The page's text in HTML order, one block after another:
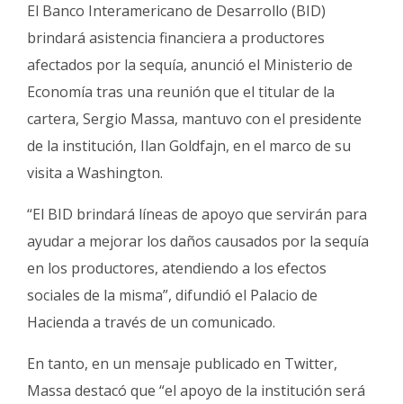
Clasificados
Fúnebres
El Banco Interamericano de Desarrollo (BID)
brindará asistencia financiera a productores
afectados por la sequía, anunció el Ministerio de
Economía tras una reunión que el titular de la
cartera, Sergio Massa, mantuvo con el presidente
de la institución, Ilan Goldfajn, en el marco de su
visita a Washington.
“El BID brindará líneas de apoyo que servirán para
ayudar a mejorar los daños causados por la sequía
en los productores, atendiendo a los efectos
sociales de la misma”, difundió el Palacio de
Hacienda a través de un comunicado.
En tanto, en un mensaje publicado en Twitter,
Massa destacó que “el apoyo de la institución será